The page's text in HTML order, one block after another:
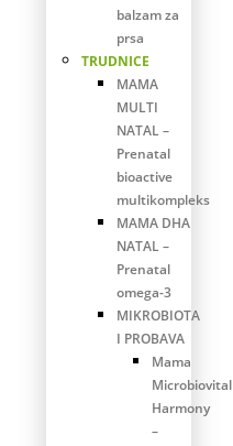
balzam za
prsa
TRUDNICE
MAMA
MULTI
NATAL –
Prenatal
bioactive
multikompleks
MAMA DHA
NATAL –
Prenatal
omega-3
MIKROBIOTA
I PROBAVA
Mama
Microbiovital
Harmony
–